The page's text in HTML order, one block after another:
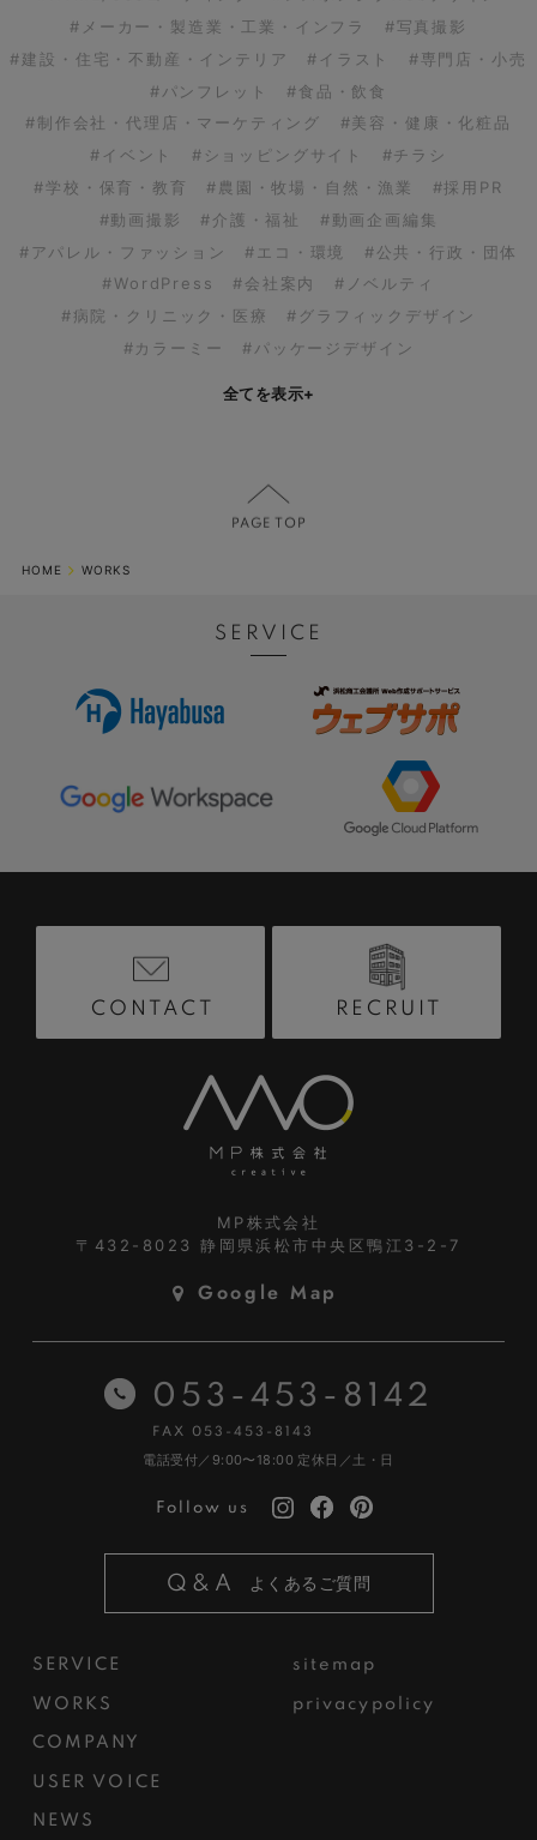
#メーカー・製造業・工業・インフラ
#写真撮影
#建設・住宅・不動産・インテリア
#イラスト
#専門店・小売
#パンフレット
#食品・飲食
#制作会社・代理店・マーケティング
#美容・健康・化粧品
#イベント
#ショッピングサイト
#チラシ
#学校・保育・教育
#農園・牧場・自然・漁業
#採用PR
#動画撮影
#介護・福祉
#動画企画編集
#アパレル・ファッション
#エコ・環境
#公共・行政・団体
#WordPress
#会社案内
#ノベルティ
#病院・クリニック・医療
#グラフィックデザイン
#カラーミー
#パッケージデザイン
全てを表示+
HOME WORKS
SERVICE
CONTACT RECRUIT
MP株式会社
〒432-8023静岡県浜松市中央区鴨江3-2-7
Google Map
SERVICE
WORKS
COMPANY
USER VOICE
NEWS
sitemap
privacypolicy
053-453-8142
FAX 053-453-8143
電話受付／9:00〜18:00 定休日／土・日
Follow us
Q&A よくあるご質問